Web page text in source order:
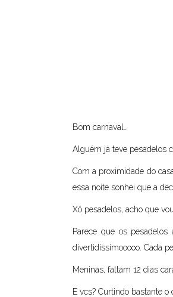
Bom carnaval…
Alguém já teve pesadelos
Com a proximidade do
essa noite sonhei que a
Xô pesadelos, acho que
Parece que os
divertidíssimooooo. Cada
Meninas, faltam 12 dias
E vcs? Curtindo bastante o